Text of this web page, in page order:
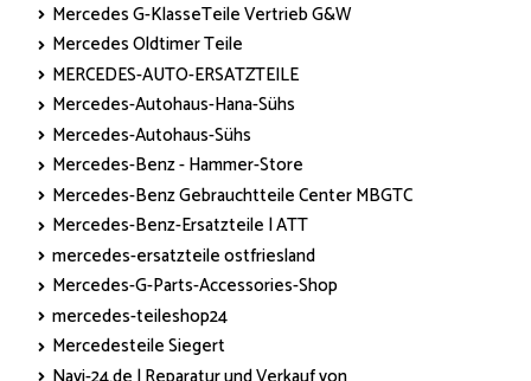
Mercedes G-KlasseTeile Vertrieb G&W
Mercedes Oldtimer Teile
MERCEDES-AUTO-ERSATZTEILE
Mercedes-Autohaus-Hana-Sühs
Mercedes-Autohaus-Sühs
Mercedes-Benz - Hammer-Store
Mercedes-Benz Gebrauchtteile Center MBGTC
Mercedes-Benz-Ersatzteile | ATT
mercedes-ersatzteile ostfriesland
Mercedes-G-Parts-Accessories-Shop
mercedes-teileshop24
Mercedesteile Siegert